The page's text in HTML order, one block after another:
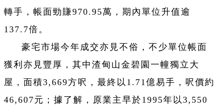
轉手，帳面勁賺970.95萬，期內單位升值逾
137.7倍。
豪宅市場今年成交亦見不俗，不少單位帳面
獲利亦見豐厚，其中渣甸山金碧園一幢獨立大
屋，面積3,669方呎，最終以1.71億易手，呎價約
46,607元；據了解，原業主早於1995年以3,550